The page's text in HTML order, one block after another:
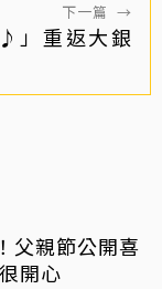
下一篇 →
」重返大銀
父親節公開喜
開心